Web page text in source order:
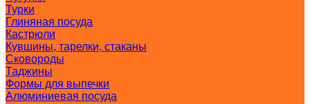
Турки
Глиняная посуда
Кастрюли
Кувшины, тарелки, стаканы
Сковороды
Таджины
Формы для выпечки
Алюминиевая посуда